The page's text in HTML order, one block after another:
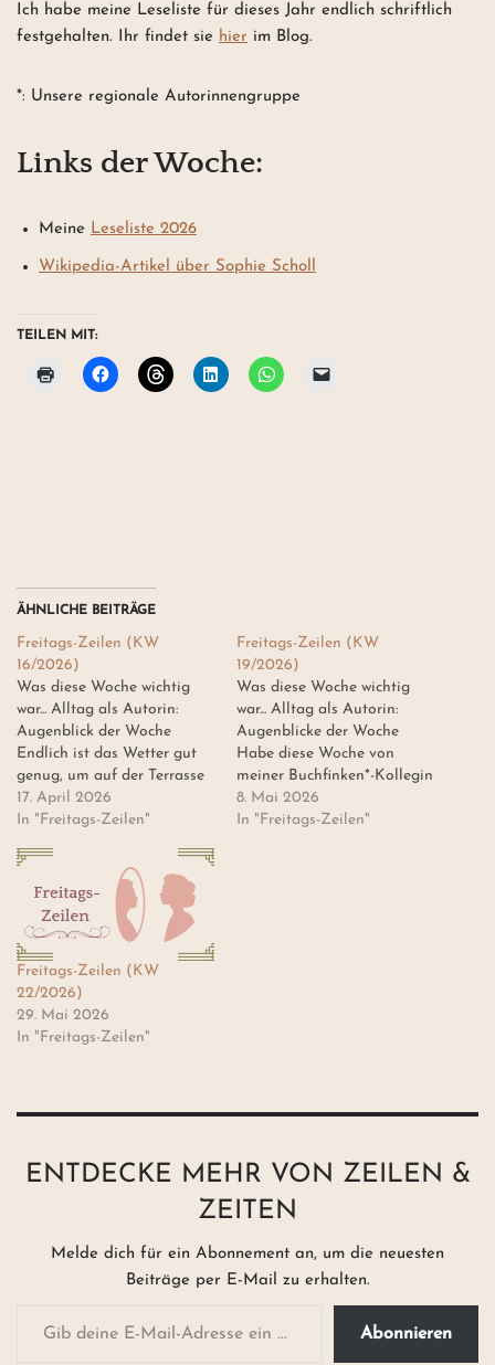
Ich habe meine Leseliste für dieses Jahr endlich schriftlich
festgehalten. Ihr findet sie hier im Blog.
*: Unsere regionale Autorinnengruppe
Links der Woche:
Meine Leseliste 2026
Wikipedia-Artikel über Sophie Scholl
TEILEN MIT:
ÄHNLICHE BEITRÄGE
Freitags-Zeilen (KW
16/2026)
Was diese Woche wichtig
war... Alltag als Autorin:
Augenblick der Woche
Endlich ist das Wetter gut
genug, um auf der Terrasse
zu schreiben, ein Träumchen!
Gedanken zur Geschichte:
Woche, genauer gesagt am
13./14. April, war Jom
haSchoa,der israelische
Gedenktag für die sechs
Millionen im Holocaust
ermordeten…
17. April 2026
In "Freitags-Zeilen"
Freitags-Zeilen (KW
19/2026)
Was diese Woche wichtig
war... Alltag als Autorin:
Augenblicke der Woche
Habe diese Woche von
meiner Buchfinken*-Kollegin
Julia Arling ein paar tolle
Tipps fürs Social-Media-
8. Mai 2026
In "Freitags-Zeilen"
Freitags-Zeilen (KW
22/2026)
29. Mai 2026
In "Freitags-Zeilen"
ENTDECKE MEHR VON ZEILEN &
ZEITEN
Melde dich für ein Abonnement an, um die neuesten
Beiträge per E-Mail zu erhalten.
Abonnieren